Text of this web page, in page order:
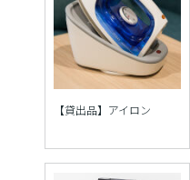
【貸出品】アイロン